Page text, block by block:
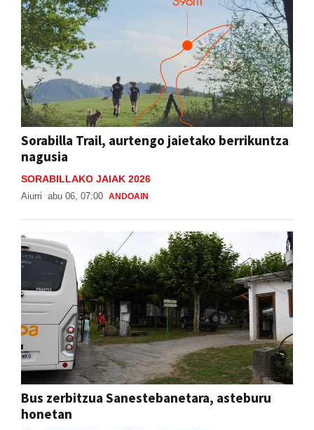
Sorabilla Trail, aurtengo jaietako berrikuntza
nagusia
SORABILLAKO JAIAK 2026
Aiurri abu 06, 07:00 ANDOAIN
Bus zerbitzua Sanestebanetara, asteburu
honetan